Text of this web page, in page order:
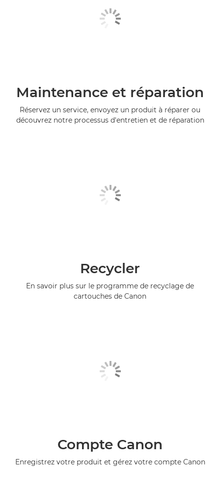
Maintenance et réparation
Réservez un service, envoyez un produit à réparer ou
découvrez notre processus d'entretien et de réparation
Recycler
En savoir plus sur le programme de recyclage de
cartouches de Canon
Compte Canon
Enregistrez votre produit et gérez votre compte Canon